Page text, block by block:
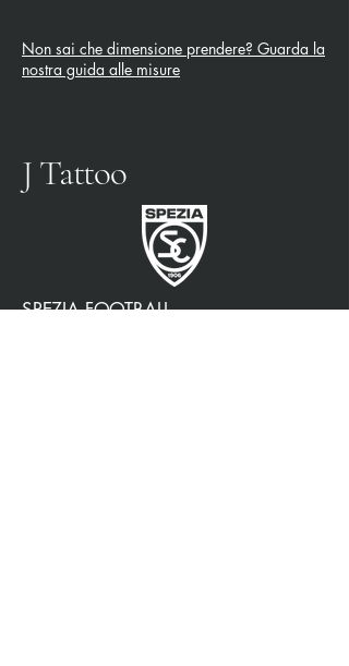
Non sai che dimensione prendere? Guarda la
nostra guida alle misure
J Tattoo
SPEZIA FOOTBALL